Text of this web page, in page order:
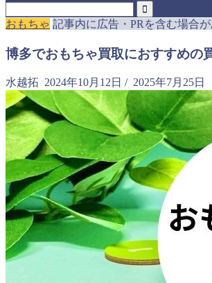
おもちゃ 記事内に広告・PRを含む場合
博多でおもちゃ買取におすすめの
水越拓 2024年10月12日 / 2025年7月25日